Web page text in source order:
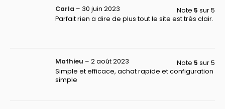
Note 5 sur 5
Carla – 30 juin 2023
Parfait rien a dire de plus tout le site est très clair.
Note 5 sur 5
Mathieu – 2 août 2023
Simple et efficace, achat rapide et configuration
simple